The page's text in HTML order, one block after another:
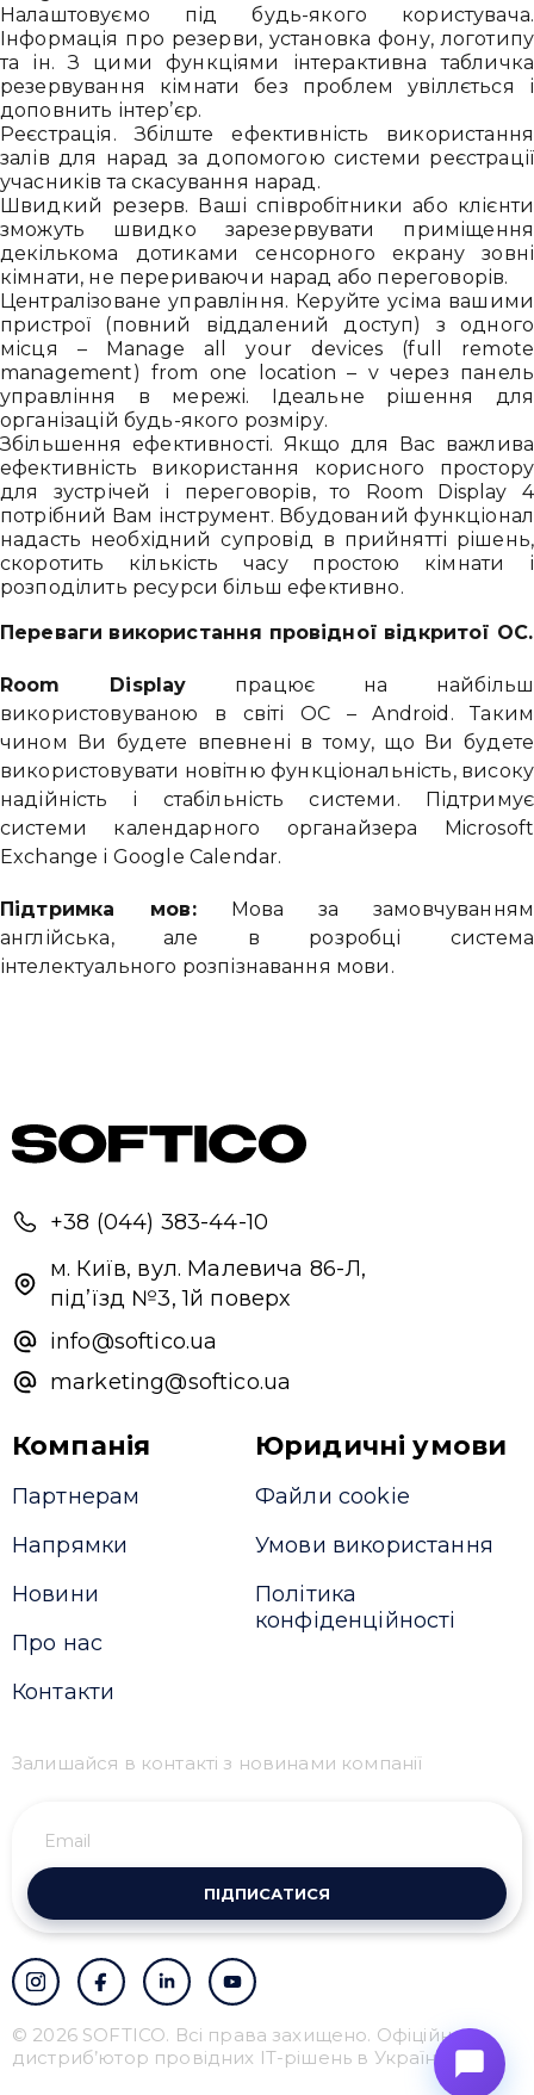
Налаштовуємо під будь-якого користувача.
Інформація про резерви, установка фону, логотипу
та ін. З цими функціями інтерактивна табличка
резервування кімнати без проблем увіллється і
доповнить інтер’єр.
Реєстрація. Збілште ефективність використання
залів для нарад за допомогою системи реєстрації
учасників та скасування нарад.
Швидкий резерв. Ваші співробітники або клієнти
зможуть швидко зарезервувати приміщення
декількома дотиками сенсорного екрану зовні
кімнати, не перериваючи нарад або переговорів.
Централізоване управління. Керуйте усіма вашими
пристрої (повний віддалений доступ) з одного
місця – Manage all your devices (full remote
management) from one location – v через панель
управління в мережі. Ідеальне рішення для
організацій будь-якого розміру.
Збільшення ефективності. Якщо для Вас важлива
ефективність використання корисного простору
для зустрічей і переговорів, то Room Display 4
потрібний Вам інструмент. Вбудований функціонал
надасть необхідний супровід в прийнятті рішень,
скоротить кількість часу простою кімнати і
розподілить ресурси більш ефективно.
Переваги використання провідної відкритої ОС.
Room Display працює на найбільш
використовуваною в світі ОС – Android. Таким
чином Ви будете впевнені в тому, що Ви будете
використовувати новітню функціональність, високу
надійність і стабільність системи. Підтримує
системи календарного органайзера Microsoft
Exchange і Google Calendar.
Підтримка мов:Мова за замовчуванням
англійська, але в розробці система
інтелектуального розпізнавання мови.
+38 (044) 383-44-10
м. Київ, вул. Малевича 86-Л,
під’їзд №3, 1й поверх
info@softico.ua
marketing@softico.ua
Компанія
Партнерам
Напрямки
Новини
Про нас
Контакти
Юридичні умови
Файли cookie
Умови використання
Політика
конфіденційності
Залишайся в контакті з новинами компанії
ПІДПИСАТИСЯ
© 2026 SOFTICO. Всі права захищено. Офіційний
дистриб’ютор провідних IT-рішень в Україні.
Привіт 👋, чим тобі допомогти?
Ми зазвичай відповідаємо дуже швидко
Надіслати повідомлення